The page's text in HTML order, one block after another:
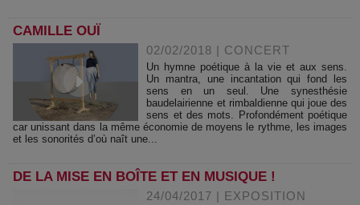
CAMILLE OUÏ
02/02/2018 | CONCERT
Un hymne poétique à la vie et aux sens.
Un mantra, une incantation qui fond les
sens en un seul. Une synesthésie
baudelairienne et rimbaldienne qui joue des
sens et des mots. Profondément poétique
car unissant dans la même économie de moyens le rythme, les images
et les sonorités d’où naît une...
DE LA MISE EN BOÎTE ET EN MUSIQUE !
24/04/2017 | EXPOSITION